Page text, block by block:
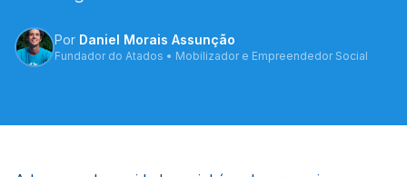
Por Daniel Morais Assunção
Fundador do Atados • Mobilizador e Empreendedor Social